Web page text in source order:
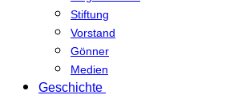
Stiftung
Vorstand
Gönner
Medien
Geschichte